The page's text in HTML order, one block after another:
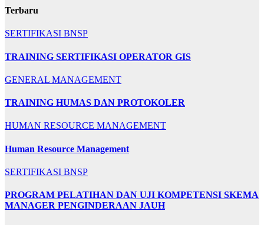
Terbaru
SERTIFIKASI BNSP
TRAINING SERTIFIKASI OPERATOR GIS
GENERAL MANAGEMENT
TRAINING HUMAS DAN PROTOKOLER
HUMAN RESOURCE MANAGEMENT
Human Resource Management
SERTIFIKASI BNSP
PROGRAM PELATIHAN DAN UJI KOMPETENSI SKEMA
MANAGER PENGINDERAAN JAUH